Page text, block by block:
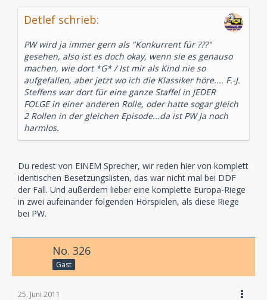
Detlef schrieb:
PW wird ja immer gern als "Konkurrent für ???"
gesehen, also ist es doch okay, wenn sie es genauso
machen, wie dort *G* / Ist mir als Kind nie so
aufgefallen, aber jetzt wo ich die Klassiker höre.... F.-J.
Steffens war dort für eine ganze Staffel in JEDER
FOLGE in einer anderen Rolle, oder hatte sogar gleich
2 Rollen in der gleichen Episode...da ist PW Ja noch
harmlos.
Du redest von EINEM Sprecher, wir reden hier von komplett
identischen Besetzungslisten, das war nicht mal bei DDF
der Fall. Und außerdem lieber eine komplette Europa-Riege
in zwei aufeinander folgenden Hörspielen, als diese Riege
bei PW.
No. 326
Gast
25. Juni 2011